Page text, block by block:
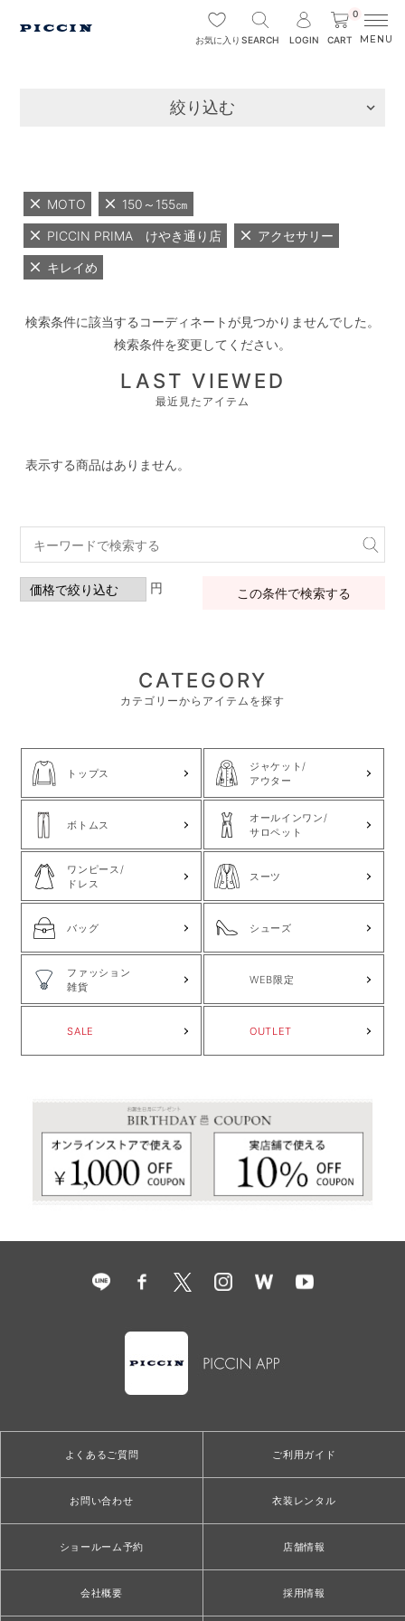
お気に入り SEARCH LOGIN
0
CART
絞り込む
MOTO 150～155㎝
PICCIN PRIMA けやき通り店 アクセサリー
キレイめ
検索条件に該当するコーディネートが見つかりませんでした。
検索条件を変更してください。
LAST VIEWED
最近見たアイテム
表示する商品はありません。
円 この条件で検索する
CATEGORY
カテゴリーからアイテムを探す
トップス
ジャケット/
アウター
ボトムス
オールインワン/
サロペット
ワンピース/
ドレス
スーツ
バッグ シューズ
ファッション
雑貨
WEB限定
SALE OUTLET
よくあるご質問 ご利用ガイド
お問い合わせ 衣装レンタル
ショールーム予約 店舗情報
会社概要 採用情報